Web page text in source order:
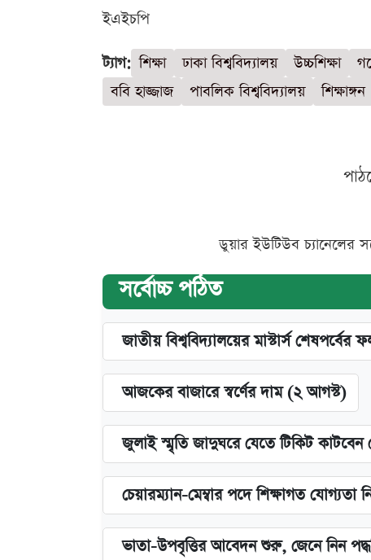
ইএইচপি
ট্যাগ: শিক্ষা ঢাকা বিশ্ববিদ্যালয় উচ্চশিক্ষা
ববি হাজ্জাজ
পাবলিক বিশ্ববিদ্যালয় শিক্ষাঙ্গন
ডুয়ার ইউটিউব চ্যানেলের
সর্বোচ্চ পঠিত
জাতীয় বিশ্ববিদ্যালয়ের মাস্টার্স শেষপর্বের
আজকের বাজারে স্বর্ণের দাম (২ আগস্ট)
জুলাই স্মৃতি জাদুঘরে যেতে টিকিট কাটবেন
চেয়ারম্যান-মেম্বার পদে শিক্ষাগত যোগ্যতা
ভাতা-উপবৃত্তির আবেদন শুরু, জেনে নিন